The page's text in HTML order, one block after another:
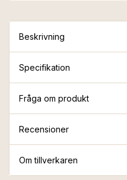
Beskrivning
Specifikation
Fråga om produkt
Recensioner
Om tillverkaren